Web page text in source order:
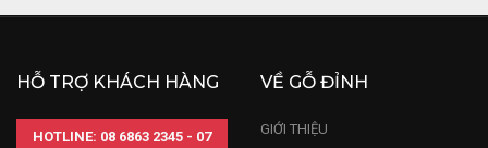
HỖ TRỢ KHÁCH HÀNG
HOTLINE: 08 6863 2345 - 07
VỀ GỖ ĐỈNH
GIỚI THIỆU